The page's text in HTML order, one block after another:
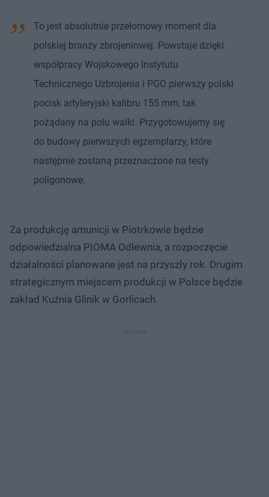
To jest absolutnie przełomowy moment dla
polskiej branży zbrojeniowej. Powstaje dzięki
współpracy Wojskowego Instytutu
Technicznego Uzbrojenia i PGO pierwszy polski
pocisk artyleryjski kalibru 155 mm, tak
pożądany na polu walki. Przygotowujemy się
do budowy pierwszych egzemplarzy, które
następnie zostaną przeznaczone na testy
poligonowe.
Za produkcję amunicji w Piotrkowie będzie
odpowiedzialna PIOMA Odlewnia, a rozpoczęcie
działalności planowane jest na przyszły rok. Drugim
strategicznym miejscem produkcji w Polsce będzie
zakład Kuźnia Glinik w Gorlicach.